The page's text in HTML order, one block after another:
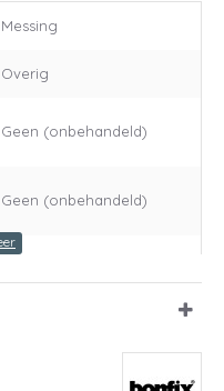
Messing
Overig
Geen (onbehandeld)
Geen (onbehandeld)
Messing